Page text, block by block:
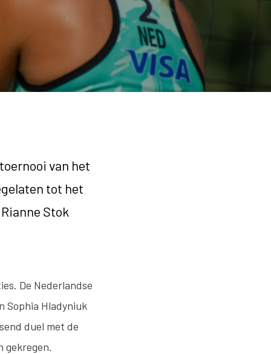
van het
tot het
Stok
De Nederlandse
Sophia Hladyniuk
duel met de
gekregen.